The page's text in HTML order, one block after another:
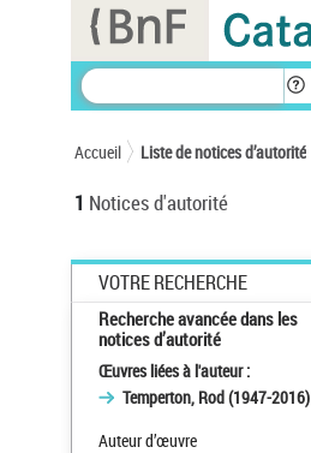
Accueil Liste de notices d’autorité
1 Notices d'autorité
VOTRE RECHERCHE
Recherche avancée dans les
notices d’autorité
Œuvres liées à l'auteur :
Temperton, Rod (1947-2016)
Auteur d’œuvre
Panneau de gestion des cookies